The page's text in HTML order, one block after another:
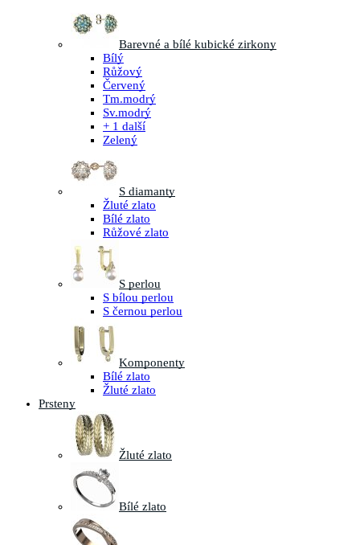
Barevné a bílé kubické zirkony
Bílý
Růžový
Červený
Tm.modrý
Sv.modrý
+ 1 další
Zelený
S diamanty
Žluté zlato
Bílé zlato
Růžové zlato
S perlou
S bílou perlou
S černou perlou
Komponenty
Bílé zlato
Žluté zlato
Prsteny
Žluté zlato
Bílé zlato